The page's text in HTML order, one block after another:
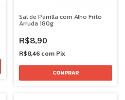
Sal de Parrilla com Alho Frito
Arruda 180g
R$8,90
R$8,46 com Pix